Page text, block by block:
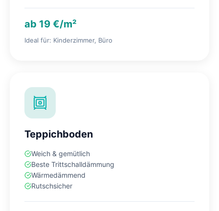
ab 19 €/m²
Ideal für: Kinderzimmer, Büro
Teppichboden
Weich & gemütlich
Beste Trittschalldämmung
Wärmedämmend
Rutschsicher